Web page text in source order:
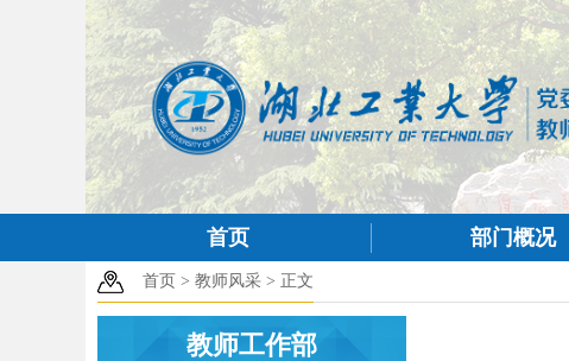
首页 部门概况
首页 > 教师风采 > 正文
教师工作部